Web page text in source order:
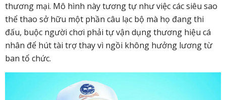
thương mại. Mô hình này tương tự như việc các siêu sao
thể thao sở hữu một phần câu lạc bộ mà họ đang thi
đấu, buộc người chơi phải tự vận dụng thương hiệu cá
nhân để hút tài trợ thay vì ngồi không hưởng lương từ
ban tổ chức.